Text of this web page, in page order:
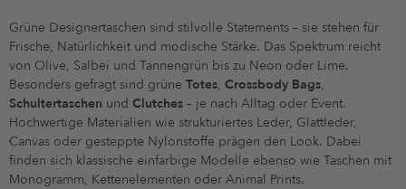
Grüne Designertaschen sind stilvolle Statements – sie stehen für
Frische, Natürlichkeit und modische Stärke. Das Spektrum reicht
von Olive, Salbei und Tannengrün bis zu Neon oder Lime.
Besonders gefragt sind grüne Totes, Crossbody Bags,
Schultertaschen und Clutches – je nach Alltag oder Event.
Hochwertige Materialien wie strukturiertes Leder, Glattleder,
Canvas oder gesteppte Nylonstoffe prägen den Look. Dabei
finden sich klassische einfarbige Modelle ebenso wie Taschen mit
Monogramm, Kettenelementen oder Animal Prints.